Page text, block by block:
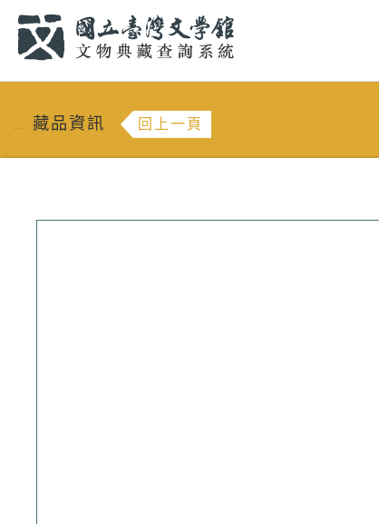
::: 藏品資訊 回上一頁